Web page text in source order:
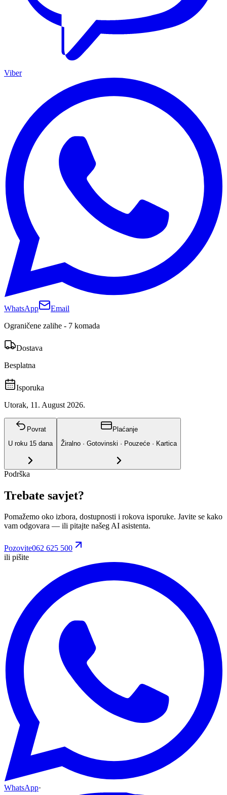
Viber
WhatsApp
Email
Ograničene zalihe - 7 komada
Dostava
Besplatna
Isporuka
Utorak, 11. August 2026.
Povrat
U roku 15 dana
Plaćanje
Žiralno · Gotovinski · Pouzeće · Kartica
Podrška
Trebate savjet?
Pomažemo oko izbora, dostupnosti i rokova isporuke. Javite se kako
vam odgovara — ili pitajte našeg AI asistenta.
Pozovite062 625 500
ili pišite
WhatsApp·